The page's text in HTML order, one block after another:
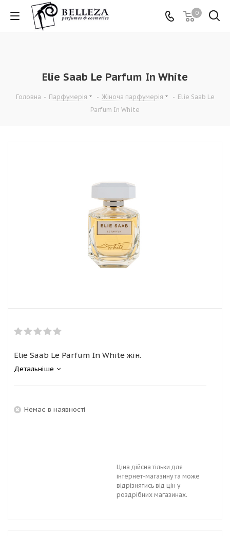
0
Elie Saab Le Parfum In White
Головна - Парфумерія - Жіноча парфумерія - Elie Saab Le
Parfum In White
Elie Saab Le Parfum In White жін.
Детальніше
Немає в наявності
Ціна дійсна тільки для
інтернет-магазину та може
відрізнятись від цін у
роздрібних магазинах.